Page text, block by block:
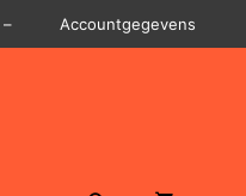
– Accountgegevens